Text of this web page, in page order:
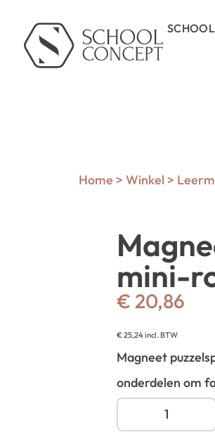
Home > Winkel >
mini-
€ 20,86
€25,24incl. BTW
Magneet
onderdelen om